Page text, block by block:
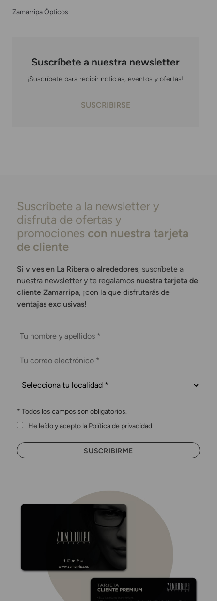
Zamarripa Ópticos
Suscríbete a nuestra newsletter
¡Suscríbete para recibir noticias, eventos y ofertas!
SUSCRIBIRSE
Suscríbete a la newsletter y
disfruta de ofertas y
promociones con nuestra tarjeta
de cliente
Si vives en La Ribera o alrededores, suscríbete a
nuestra newsletter y te regalamos nuestra tarjeta de
cliente Zamarripa, ¡con la que disfrutarás de
ventajas exclusivas!
* Todos los campos son obligatorios.
He leído y acepto la Política de privacidad.